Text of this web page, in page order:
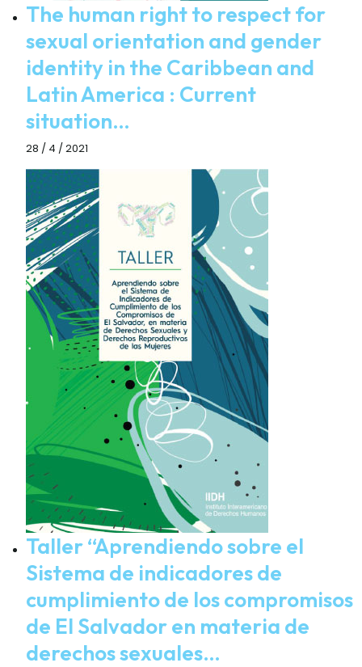
The human right to respect for
sexual orientation and gender
identity in the Caribbean and
Latin America : Current
situation…
28 / 4 / 2021
Taller “Aprendiendo sobre el
Sistema de indicadores de
cumplimiento de los compromisos
de El Salvador en materia de
derechos sexuales…